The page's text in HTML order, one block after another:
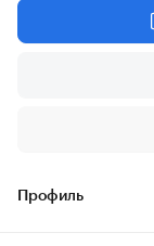
Профиль